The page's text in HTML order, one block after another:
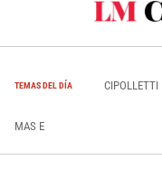
TEMAS DEL DÍA CIPOLLETTI
MAS E